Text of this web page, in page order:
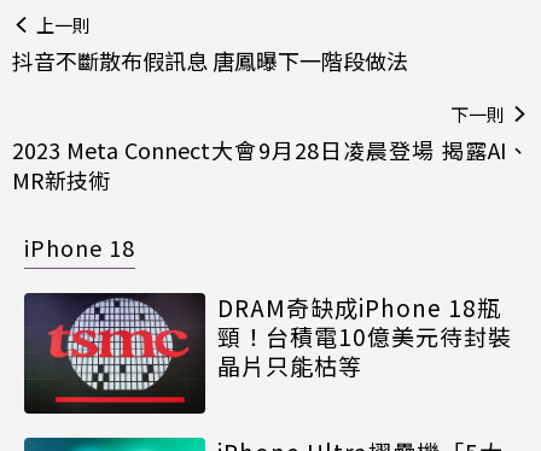
上一則
抖音不斷散布假訊息 唐鳳曝下一階段做法
下一則
2023 Meta Connect大會9月28日凌晨登場 揭露AI、
MR新技術
iPhone 18
DRAM奇缺成iPhone 18瓶
頸！台積電10億美元待封裝
晶片只能枯等